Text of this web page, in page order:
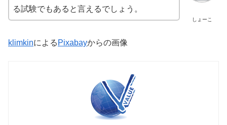
しょーこ
る試験でもあると言えるでしょう。
klimkinによる Pixabayからの画像